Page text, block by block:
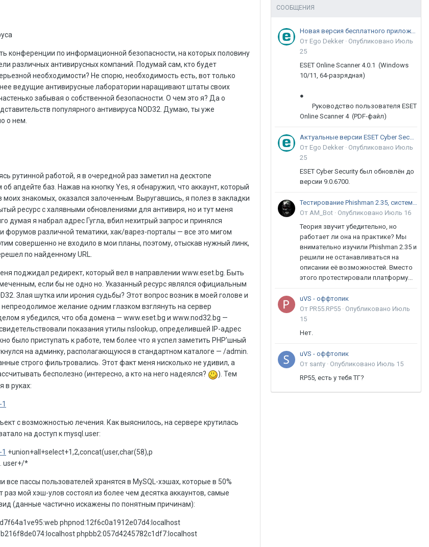
конференции по информационной безопасности, на которых половину
различных антивирусных компаний. Подумай сам, кто будет
необходимости? Не спорю, необходимость есть, вот только
ведущие антивирусные лаборатории наращивают штаты своих
забывая о собственной безопасности. О чем это я? Да о
популярного антивируса NOD32. Думаю, ты уже
о нем.
рутинной работой, я в очередной раз заметил на десктопе
апдейте баз. Нажав на кнопку Yes, я обнаружил, что аккаунт, который
знакомых, оказался залоченным. Выругавшись, я полез в закладки
ресурс с халявными обновлениями для антивиря, но и тут меня
думая я набрал адрес Гугла, вбил нехитрый запрос и принялся
форумов различной тематики, хак/варез-порталы — все это мигом
совершенно не входило в мои планы, поэтому, отыскав нужный линк,
по найденному URL.
поджидал редирект, который вел в направлении www.eset.bg. Быть
если бы не одно но. Указанный ресурс являлся официальным
Злая шутка или ирония судьбы? Этот вопрос возник в моей голове и
желание одним глазком взглянуть на сервер
я убедился, что оба домена — www.eset.bg и www.nod32.bg —
показания утилы nslookup, определившей IP-адрес
было приступать к работе, тем более что я успел заметить PHP’шный
на админку, располагающуюся в стандартном каталоге — /admin.
строго фильтровались. Этот факт меня нисколько не удивил, а
бесполезно (интересно, а кто на него надеялся?
). Тем
в руках:
с возможностью лечения. Как выяснилось, на сервере крутилась
на доступ к mysql.user:
+union+all+select+1,2,concat(user,char(58),p
user+/*
пассы пользователей хранятся в MySQL-хэшах, которые в 50%
раз мой хэш-улов состоял из более чем десятка аккаунтов, самые
(данные частично искажены по понятным причинам):
phpnod:12f6c0a1912e07d4:localhost
phpbb2:057d4245782c1df7:localhost
СООБЩЕНИЯ
Новая версия бесплатного приложения ESET Online Scanner доступна пользователям
От Ego Dekker · Опубликовано Июль
25
ESET Online Scanner 4.0.1 (Windows
10/11, 64-разрядная)
●
Руководство пользователя ESET
Online Scanner 4 (PDF-файл)
Актуальные версии ESET Cyber Security 9
От Ego Dekker · Опубликовано Июль
25
ESET Cyber Security был обновлён до
версии 9.0.6700.
Тестирование Phishman 2.35, системы повышения осведомлённости пользователей в сфере ИБ
От AM_Bot · Опубликовано Июль 16
Теория звучит убедительно, но
работает ли она на практике? Мы
внимательно изучили Phishman 2.35 и
решили не останавливаться на
описании её возможностей. Вместо
этого протестировали платформу...
uVS - оффтопик
От PR55.RP55 · Опубликовано Июль
15
Нет.
uVS - оффтопик
От santy · Опубликовано Июль 15
RP55, есть у тебя ТГ?